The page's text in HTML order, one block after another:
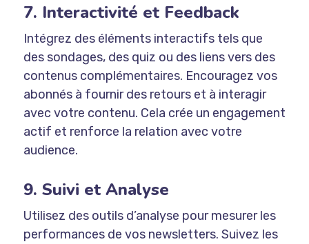
7. Interactivité et Feedback
Intégrez des éléments interactifs tels que
des sondages, des quiz ou des liens vers des
contenus complémentaires. Encouragez vos
abonnés à fournir des retours et à interagir
avec votre contenu. Cela crée un engagement
actif et renforce la relation avec votre
audience.
9. Suivi et Analyse
Utilisez des outils d’analyse pour mesurer les
performances de vos newsletters. Suivez les